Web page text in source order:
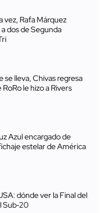
vez, Rafa Márquez
dos de Segunda
se lleva, Chivas regresa
RoRo le hizo a Rivers
Azul encargado de
estelar de América
dónde ver la Final del
Sub‑20